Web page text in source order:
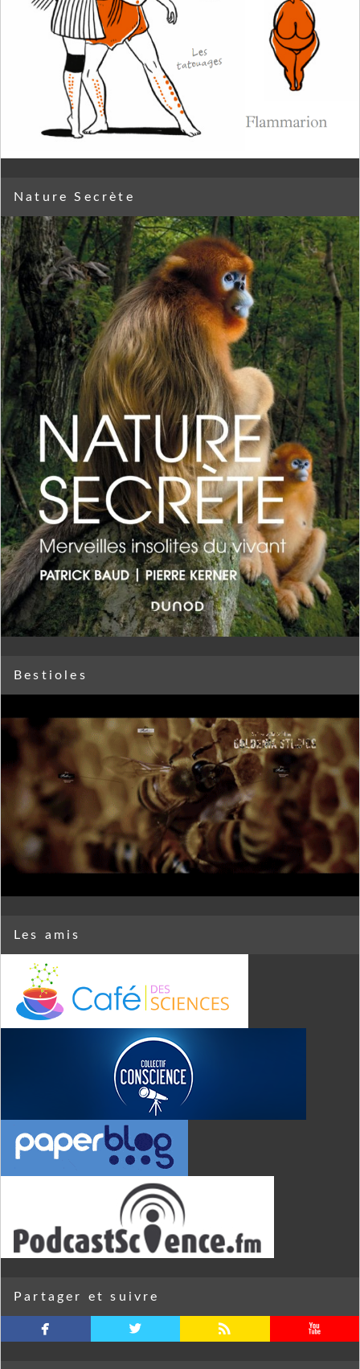
Nature Secrète
Bestioles
Les amis
Partager et suivre
facebook twitterbird rss youtube